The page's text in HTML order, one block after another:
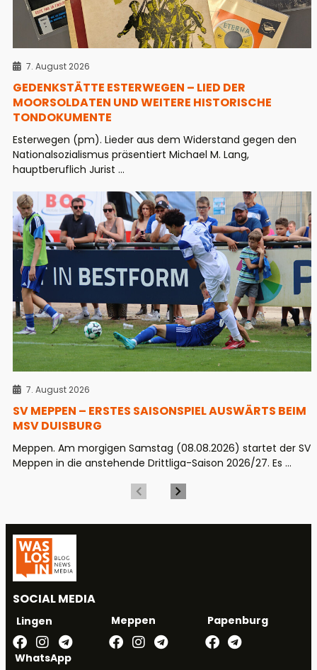
7. August 2026
GEDENKSTÄTTE ESTERWEGEN – LIED DER
MOORSOLDATEN UND WEITERE HISTORISCHE
TONDOKUMENTE
Esterwegen (pm). Lieder aus dem Widerstand gegen den
Nationalsozialismus präsentiert Michael M. Lang,
hauptberuflich Jurist ...
7. August 2026
SV MEPPEN – ERSTES SAISONSPIEL AUSWÄRTS BEIM
MSV DUISBURG
Meppen. Am morgigen Samstag (08.08.2026) startet der SV
Meppen in die anstehende Drittliga-Saison 2026/27. Es ...
SOCIAL MEDIA
Lingen Meppen Papenburg
WhatsApp